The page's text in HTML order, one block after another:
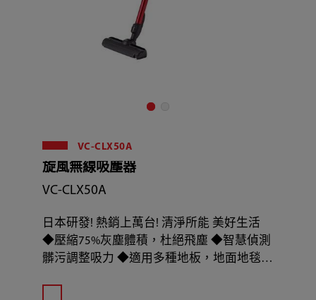
VC-CLX50A
旋風無線吸塵器
VC-CLX50A
日本研發! 熱銷上萬台! 清淨所能 美好生活
◆壓縮75%灰塵體積，杜絕飛塵 ◆智慧偵測
髒污調整吸力 ◆適用多種地板，地面地毯一